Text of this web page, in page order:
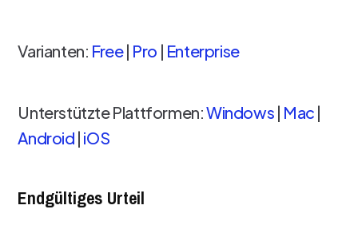
Varianten: Free| Pro | Enterprise
Unterstützte Plattformen:Windows | Mac |
Android | iOS
Endgültiges Urteil